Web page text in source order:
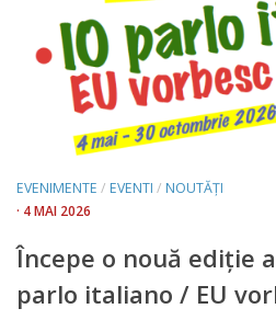
EVENIMENTE / EVENTI / NOUTĂȚI
· 4 MAI 2026
Începe o nouă ediţie
parlo italiano / EU